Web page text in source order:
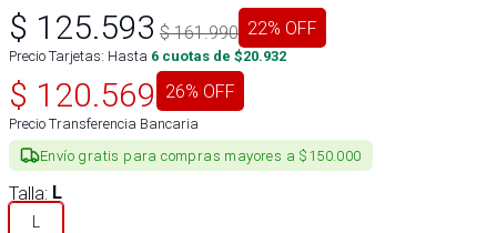
$ 125.593 $161.990 22% OFF
Precio Tarjetas: Hasta 6 cuotas de $20.932
$ 120.569 26% OFF
Precio Transferencia Bancaria
Envío gratis para compras mayores a $150.000
Talla: L
L